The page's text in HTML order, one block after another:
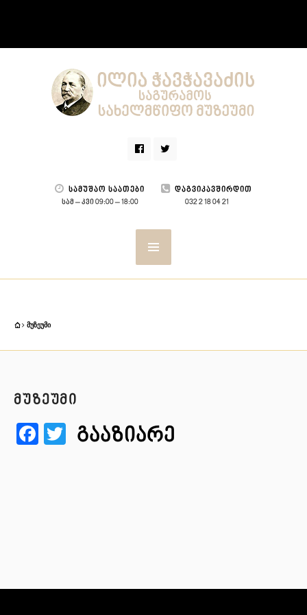
ᲡᲐᲛᲣᲨᲐᲝ ᲡᲐᲐᲗᲔᲑᲘ
სამ – კვი 09:00 – 18:00
ᲓᲐᲒᲕᲘᲙᲐᲕᲨᲘᲠᲓᲘᲗ
032 2 18 04 21
ᲛᲣᲖᲔᲣᲛᲘ
მუზეუმი
Facebook
Twitter
გააზიარე